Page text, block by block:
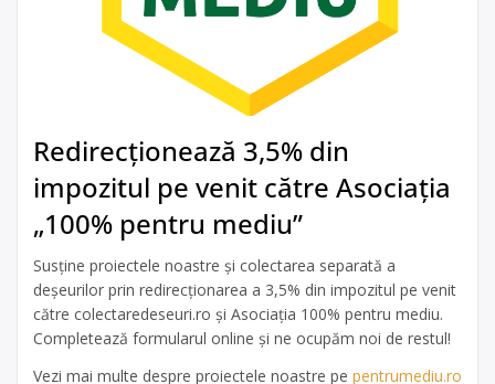
Redirecționează 3,5% din
impozitul pe venit către Asociația
„100% pentru mediu”
Susține proiectele noastre și colectarea separată a
deșeurilor prin redirecționarea a 3,5% din impozitul pe venit
către colectaredeseuri.ro și Asociația 100% pentru mediu.
Completează formularul online și ne ocupăm noi de restul!
Vezi mai multe despre proiectele noastre pe pentrumediu.ro